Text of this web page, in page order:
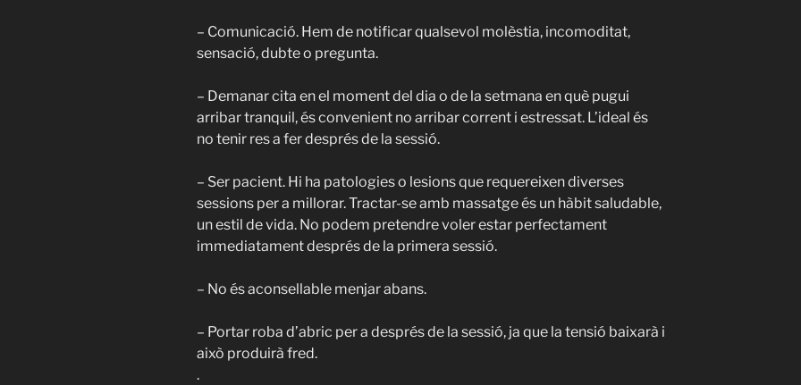
⁣– Comunicació. Hem de notificar qualsevol molèstia, incomoditat,
sensació, dubte o pregunta.⁣⁣⁣⁣
⁣– Demanar cita en el moment del dia o de la setmana en què pugui
arribar tranquil, és convenient no arribar corrent i estressat. L’ideal és
no tenir res a fer després de la sessió. ⁣⁣⁣⁣
– Ser pacient. Hi ha patologies o lesions que requereixen diverses
sessions per a millorar. Tractar-se amb massatge és un hàbit saludable,
un estil de vida. No podem pretendre voler estar perfectament
immediatament després de la primera sessió. ⁣⁣⁣⁣
– No és aconsellable menjar abans. ⁣⁣⁣⁣
– Portar roba d’abric per a després de la sessió, ja que la tensió baixarà i
això produirà fred. ⁣⁣⁣⁣
.